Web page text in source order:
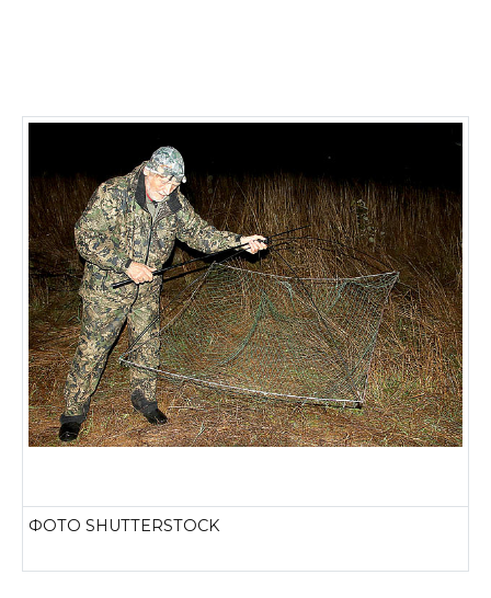
ФОТО SHUTTERSTOCK